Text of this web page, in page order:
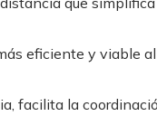
eficiente y viable
facilita la